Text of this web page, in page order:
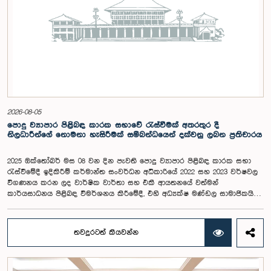
2026-08-05
පොදු ව්‍යාපාර පිළිබඳ කාරක සභාවේ රැස්වීමක් අතරතුර දී
නිලධාරීන්ගේ නොමනා හැසිරීමක් සම්බන්ධයෙන් දක්වනු ලබන ප්‍රතිචාරය
2025 ඔක්තෝබර් මස 08 වන දින පැවති පොදු ව්‍යාපාර පිළිබඳ කාරක සභා
රැස්වීමේදී ඉදිකිරීම් කර්මාන්ත සංවර්ධන අධිකාරියේ 2022 සහ 2023 වර්ෂවල
විගණනය කරන ලද වාර්ෂික වාර්තා සහ එකී ආයතනයේ වත්මන්
කාර්යසාධනය පිළිබඳ විමර්ශනය කිරීමේදී, එහි අධ්‍යක්ෂ මණ්ඩල සාමාජිකයින්
නිලධාරීන් විසින් තම ඇඳුම් පැළඳුම් සම්බන්ධයෙන් පිළිපැදිය යුතු වන
නිර්නායකයන්ගෙන් බැහැරව, එකී අවස්ථාවට නුසුදුසු ආකාරයෙන් සැරසී
රැස්වීමට සහභාගී වී සිටි බව කාරක සභාව විසින් නිරීක්ෂණය කරන ලදී.
තවදුරටත් කියවන්න